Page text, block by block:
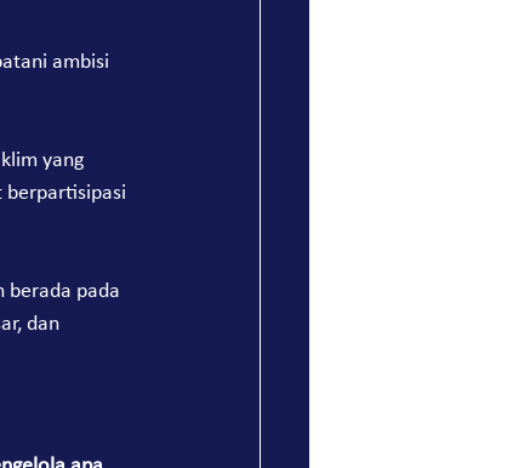
ambisi
yang
berpartisipasi
berada pada
dan